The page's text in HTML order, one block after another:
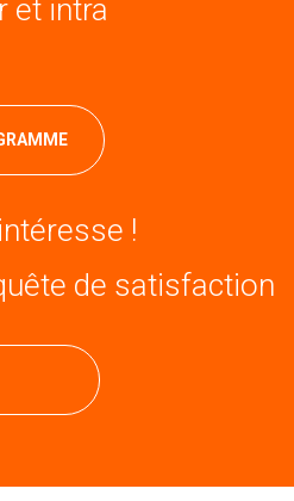
et intra
!
de satisfaction